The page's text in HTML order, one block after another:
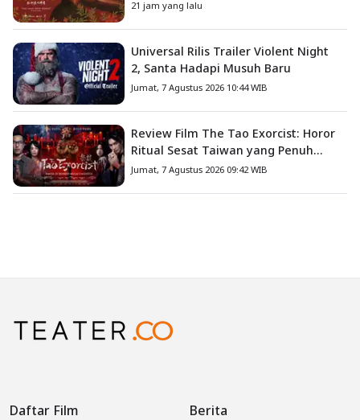
Menyentuh Hati
21 jam yang lalu
Universal Rilis Trailer Violent Night
2, Santa Hadapi Musuh Baru
Jumat, 7 Agustus 2026 10:44 WIB
Review Film The Tao Exorcist: Horor
Ritual Sesat Taiwan yang Penuh
Misteri dan Teror Psikologis
Jumat, 7 Agustus 2026 09:42 WIB
Daftar Film Berita